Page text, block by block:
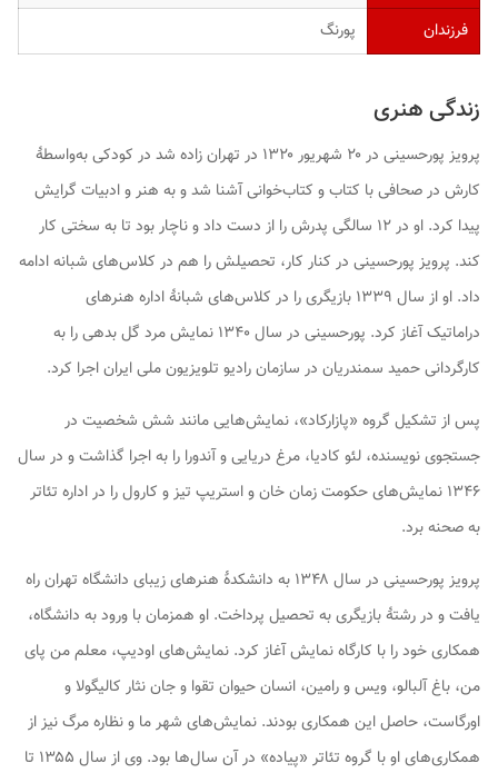
فرزندان
پورنگ
زندگی هنری
پرویز پورحسینی در ۲۰ شهریور ۱۳۲۰ در تهران زاده شد در کودکی به‌واسطهٔ
کارش در صحافی با کتاب و کتاب‌خوانی آشنا شد و به هنر و ادبیات گرایش
پیدا کرد. او در ۱۲ سالگی پدرش را از دست داد و ناچار بود تا به سختی کار
کند. پرویز پورحسینی در کنار کار، تحصیلش را هم در کلاس‌های شبانه ادامه
داد. او از سال ۱۳۳۹ بازیگری را در کلاس‌های شبانهٔ اداره هنرهای
دراماتیک آغاز کرد. پورحسینی در سال ۱۳۴۰ نمایش
مرد گل بدهیرا به
کارگردانی حمید سمندریان در سازمان رادیو تلویزیون ملی ایران اجرا کرد.
پس از تشکیل گروه «پازارکاد»، نمایش‌هایی مانند شش شخصیت در
جستجوی نویسنده، لئو کادیا، مرغ دریاییوآندورا را به اجرا گذاشت و در سال
۱۳۴۶ نمایش‌های
حکومت زمان خانواستریپ تیز و کارولرا در اداره تئاتر
به صحنه برد.
پرویز پورحسینی در سال ۱۳۴۸ به دانشکدهٔ هنرهای زیبای دانشگاه تهران راه
یافت و در رشتهٔ بازیگری به تحصیل پرداخت. او همزمان با ورود به دانشگاه،
همکاری خود را با کارگاه نمایش آغاز کرد. نمایش‌هایاودیپ، معلم من پای
من، باغ آلبالو، ویس و رامین، انسان حیوان تقوا وجان نثار کالیگولا و
اورگاست، حاصل این همکاری بودند. نمایش‌های شهر ما ونظاره مرگنیز از
همکاری‌های او با گروه تئاتر «پیاده» در آن سال‌ها بود. وی از سال ۱۳۵۵ تا